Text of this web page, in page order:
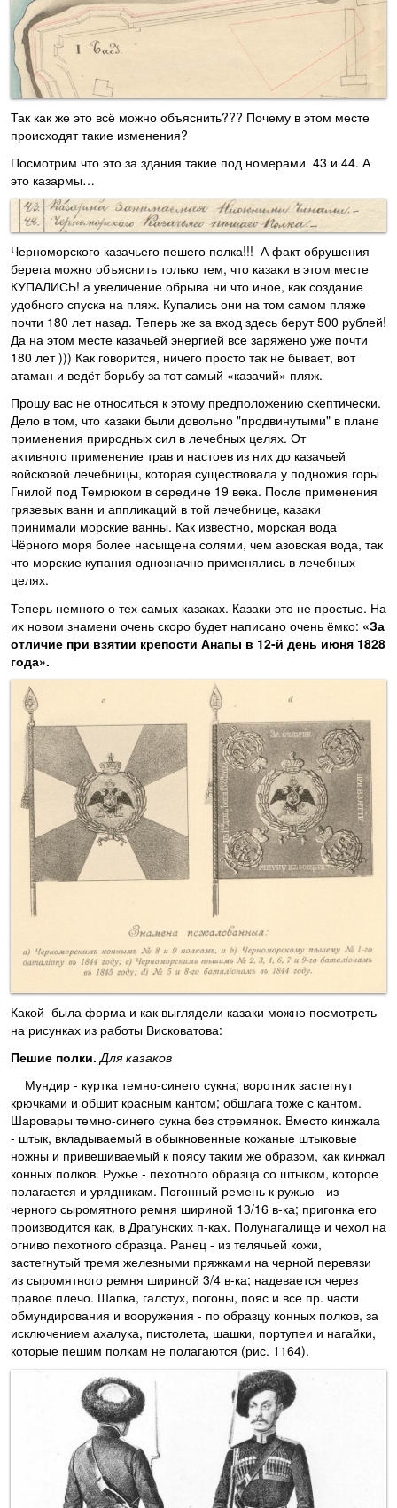
Так как же это всё можно объяснить??? Почему в этом месте
происходят такие изменения?
Посмотрим что это за здания такие под номерами 43 и 44. А
это казармы…
Черноморского казачьего пешего полка!!! А факт обрушения
берега можно объяснить только тем, что казаки в этом месте
КУПАЛИСЬ! а увеличение обрыва ни что иное, как создание
удобного спуска на пляж. Купались они на том самом пляже
почти 180 лет назад. Теперь же за вход здесь берут 500 рублей!
Да на этом месте казачьей энергией все заряжено уже почти
180 лет ))) Как говорится, ничего просто так не бывает, вот
атаман и ведёт борьбу за тот самый «казачий» пляж.
Прошу вас не относиться к этому предположению скептически.
Дело в том, что казаки были довольно "продвинутыми" в плане
применения природных сил в лечебных целях. От
активного применение трав и настоев из них до казачьей
войсковой лечебницы, которая существовала у подножия горы
Гнилой под Темрюком в середине 19 века. После применения
грязевых ванн и аппликаций в той лечебнице, казаки
принимали морские ванны. Как известно, морская вода
Чёрного моря более насыщена солями, чем азовская вода, так
что морские купания однозначно применялись в лечебных
целях.
Теперь немного о тех самых казаках. Казаки это не простые. На
их новом знамени очень скоро будет написано очень ёмко: «За
отличие при взятии крепости Анапы в 12-й день июня 1828
года».
Какой была форма и как выглядели казаки можно посмотреть
на рисунках из работы Висковатова:
Пешие полки.Для казаков
Мундир - куртка темно-синего сукна; воротник застегнут
крючками и обшит красным кантом; обшлага тоже с кантом.
Шаровары темно-синего сукна без стремянок. Вместо кинжала
- штык, вкладываемый в обыкновенные кожаные штыковые
ножны и привешиваемый к поясу таким же образом, как кинжал
конных полков. Ружье - пехотного образца со штыком, которое
полагается и урядникам. Погонный ремень к ружью - из
черного сыромятного ремня шириной 13/16 в-ка; пригонка его
производится как, в Драгунских п-ках. Полунагалище и чехол на
огниво пехотного образца. Ранец - из телячьей кожи,
застегнутый тремя железными пряжками на черной перевязи
из сыромятного ремня шириной 3/4 в-ка; надевается через
правое плечо. Шапка, галстух, погоны, пояс и все пр. части
обмундирования и вооружения - по образцу конных полков, за
исключением ахалука, пистолета, шашки, портупеи и нагайки,
которые пешим полкам не полагаются (рис. 1164).